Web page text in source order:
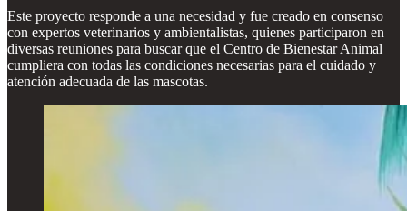
Este proyecto responde a una necesidad y fue creado en consenso
con expertos veterinarios y ambientalistas, quienes participaron en
diversas reuniones para buscar que el Centro de Bienestar Animal
cumpliera con todas las condiciones necesarias para el cuidado y
atención adecuada de las mascotas.